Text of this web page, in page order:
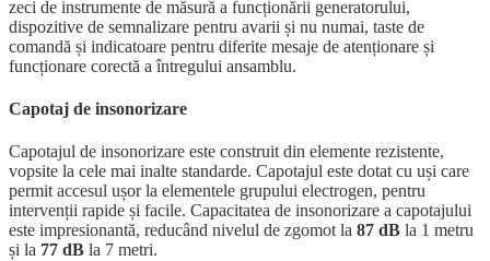
zeci de instrumente de măsură a funcționării generatorului,
dispozitive de semnalizare pentru avarii și nu numai, taste de
comandă și indicatoare pentru diferite mesaje de atenționare și
funcționare corectă a întregului ansamblu.
Capotaj de insonorizare
Capotajul de insonorizare este construit din elemente rezistente,
vopsite la cele mai inalte standarde. Capotajul este dotat cu uși care
permit accesul ușor la elementele grupului electrogen, pentru
intervenții rapide și facile. Capacitatea de insonorizare a capotajului
este impresionantă, reducând nivelul de zgomot la 87 dB la 1 metru
și la 77 dB la 7 metri.